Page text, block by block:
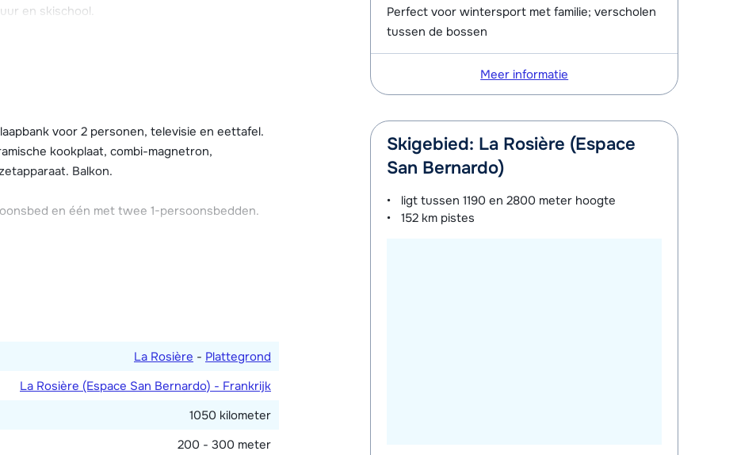
en skischool.
een skiwinkel. Er is een parkeergarage met
tegen betaling).
(één code per appartement) en een
voor 2 personen, televisie en eettafel.
kookplaat, combi-magnetron,
Balkon.
en één met twee 1-persoonsbedden.
La Rosière - Plattegrond
La Rosière (Espace San Bernardo) - Frankrijk
1050 kilometer
200 - 300 meter
Perfect voor wintersport met familie; verscholen
tussen de bossen
Meer informatie
Skigebied: La Rosière (Espace
San Bernardo)
ligt tussen1190 en 2800 meter hoogte
152 km pistes